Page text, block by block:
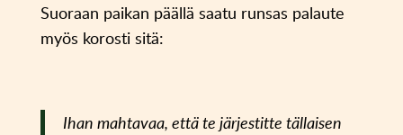
Suoraan paikan päällä saatu runsas palaute
myös korosti sitä:
Ihan mahtavaa, että te järjestitte tällaisen